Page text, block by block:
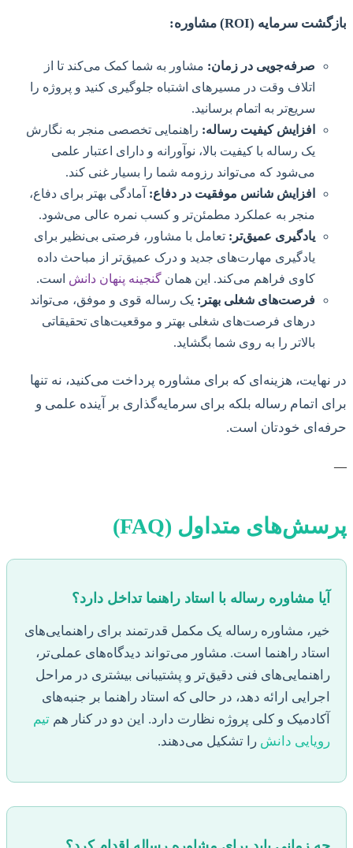
بازگشت سرمایه (ROI) مشاوره:
صرفه‌جویی در زمان: مشاور به شما کمک می‌کند تا از
اتلاف وقت در مسیرهای اشتباه جلوگیری کنید و پروژه را
سریع‌تر به اتمام برسانید.
افزایش کیفیت رساله: راهنمایی تخصصی منجر به نگارش
یک رساله با کیفیت بالا، نوآورانه و دارای اعتبار علمی
می‌شود که می‌تواند رزومه شما را بسیار غنی کند.
افزایش شانس موفقیت در دفاع: آمادگی بهتر برای دفاع،
منجر به عملکرد مطمئن‌تر و کسب نمره عالی می‌شود.
یادگیری عمیق‌تر: تعامل با مشاور، فرصتی بی‌نظیر برای
یادگیری مهارت‌های جدید و درک عمیق‌تر از مباحث داده
کاوی فراهم می‌کند. این همان گنجینه پنهان دانش است.
فرصت‌های شغلی بهتر: یک رساله قوی و موفق، می‌تواند
درهای فرصت‌های شغلی بهتر و موقعیت‌های تحقیقاتی
بالاتر را به روی شما بگشاید.
در نهایت، هزینه‌ای که برای مشاوره پرداخت می‌کنید، نه تنها
برای اتمام رساله بلکه برای سرمایه‌گذاری بر آینده علمی و
حرفه‌ای خودتان است.
—
پرسش‌های متداول (FAQ)
آیا مشاوره رساله با استاد راهنما تداخل دارد؟
خیر، مشاوره رساله یک مکمل قدرتمند برای راهنمایی‌های
استاد راهنما است. مشاور می‌تواند دیدگاه‌های عملی‌تر،
راهنمایی‌های فنی دقیق‌تر و پشتیبانی بیشتری در مراحل
اجرایی ارائه دهد، در حالی که استاد راهنما بر جنبه‌های
آکادمیک و کلی پروژه نظارت دارد. این دو در کنار هم تیم
رویایی دانش را تشکیل می‌دهند.